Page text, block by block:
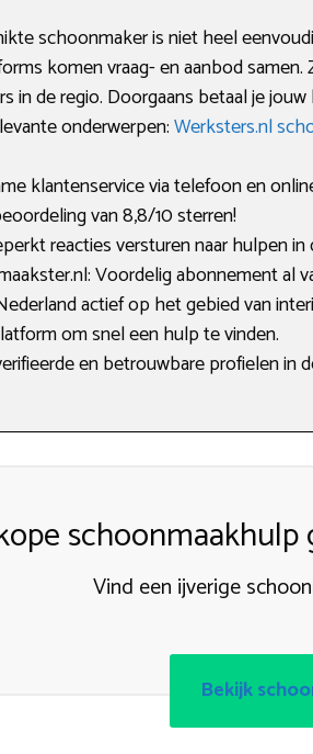
schoonmaker is niet heel
komen vraag- en aanbod
in de regio. Doorgaans betaal je
onderwerpen:Werksters.nl
klantenservice via telefoon en
van 8,8/10 sterren!
reacties versturen naar hulpen in
Voordelig abonnement al
actief op het gebied van
om snel een hulp te vinden.
en betrouwbare profielen in
Vind een ijverige
Bekijk